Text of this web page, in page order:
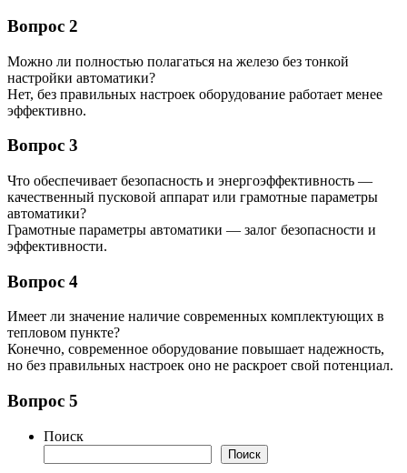
Вопрос 2
Можно ли полностью полагаться на железо без тонкой
настройки автоматики?
Нет, без правильных настроек оборудование работает менее
эффективно.
Вопрос 3
Что обеспечивает безопасность и энергоэффективность —
качественный пусковой аппарат или грамотные параметры
автоматики?
Грамотные параметры автоматики — залог безопасности и
эффективности.
Вопрос 4
Имеет ли значение наличие современных комплектующих в
тепловом пункте?
Конечно, современное оборудование повышает надежность,
но без правильных настроек оно не раскроет свой потенциал.
Вопрос 5
Поиск
Поиск